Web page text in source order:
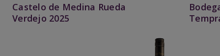
Castelo de Medina Rueda
Verdejo 2025